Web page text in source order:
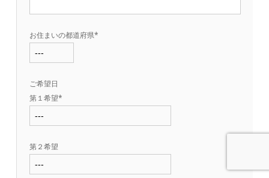
お住まいの都道府県*
ご希望日
第１希望*
第２希望